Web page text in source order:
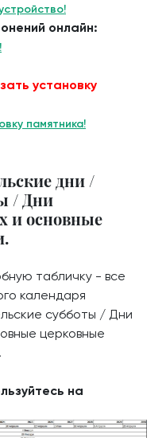
онлайн:
установку
памятника!
дни /
/ Дни
и основные
табличку - все
календаря
субботы / Дни
церковные
на